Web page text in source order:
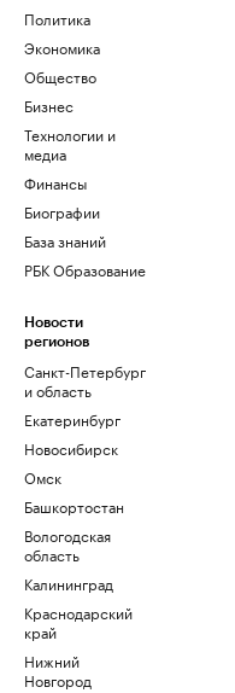
Политика
Экономика
Общество
Бизнес
Технологии и
медиа
Финансы
Биографии
База знаний
РБК Образование
Новости
регионов
Санкт-Петербург
и область
Екатеринбург
Новосибирск
Омск
Башкортостан
Вологодская
область
Калининград
Краснодарский
край
Нижний
Новгород